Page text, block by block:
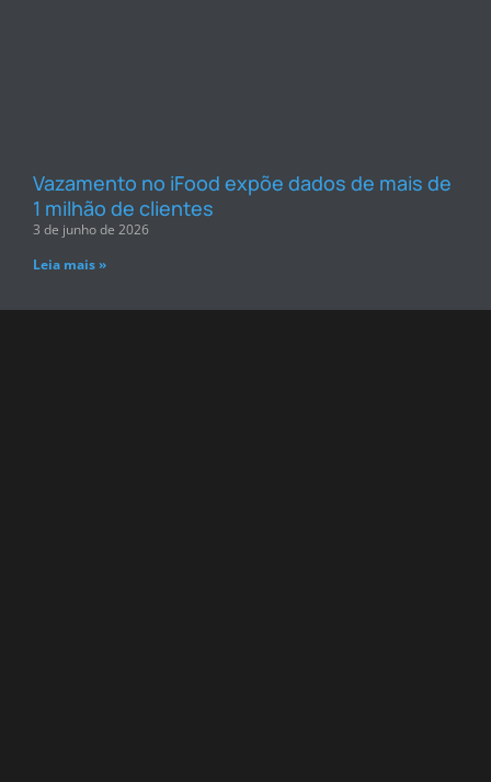
Vazamento no iFood expõe dados de mais de
1 milhão de clientes
3 de junho de 2026
Leia mais »